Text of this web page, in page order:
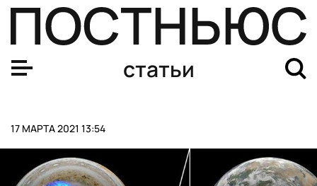
статьи
17 МАРТА 2021 13:54
Госдума ввела штрафы и уголовный срок за